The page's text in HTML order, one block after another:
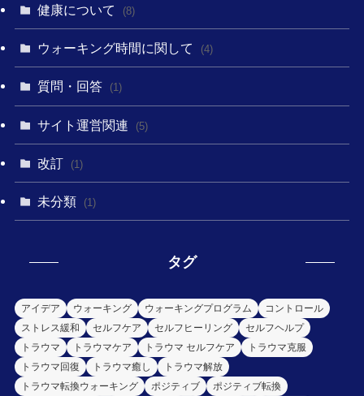
健康について (8)
ウォーキング時間に関して (4)
質問・回答 (1)
サイト運営関連 (5)
改訂 (1)
未分類 (1)
タグ
アイデア ウォーキング ウォーキングプログラム
コントロール
ストレス緩和
セルフケア セルフヒーリング
セルフヘルプ
トラウマ
トラウマケア トラウマ セルフケア
トラウマ克服
トラウマ回復
トラウマ癒し
トラウマ解放
トラウマ転換ウォーキング
ポジティブ
ポジティブ転換